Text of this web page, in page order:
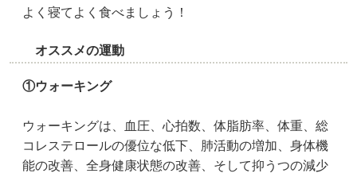
よく寝てよく食べましょう！
オススメの運動
①ウォーキング
ウォーキングは、血圧、心拍数、体脂肪率、体重、総
コレステロールの優位な低下、肺活動の増加、身体機
能の改善、全身健康状態の改善、そして抑うつの減少